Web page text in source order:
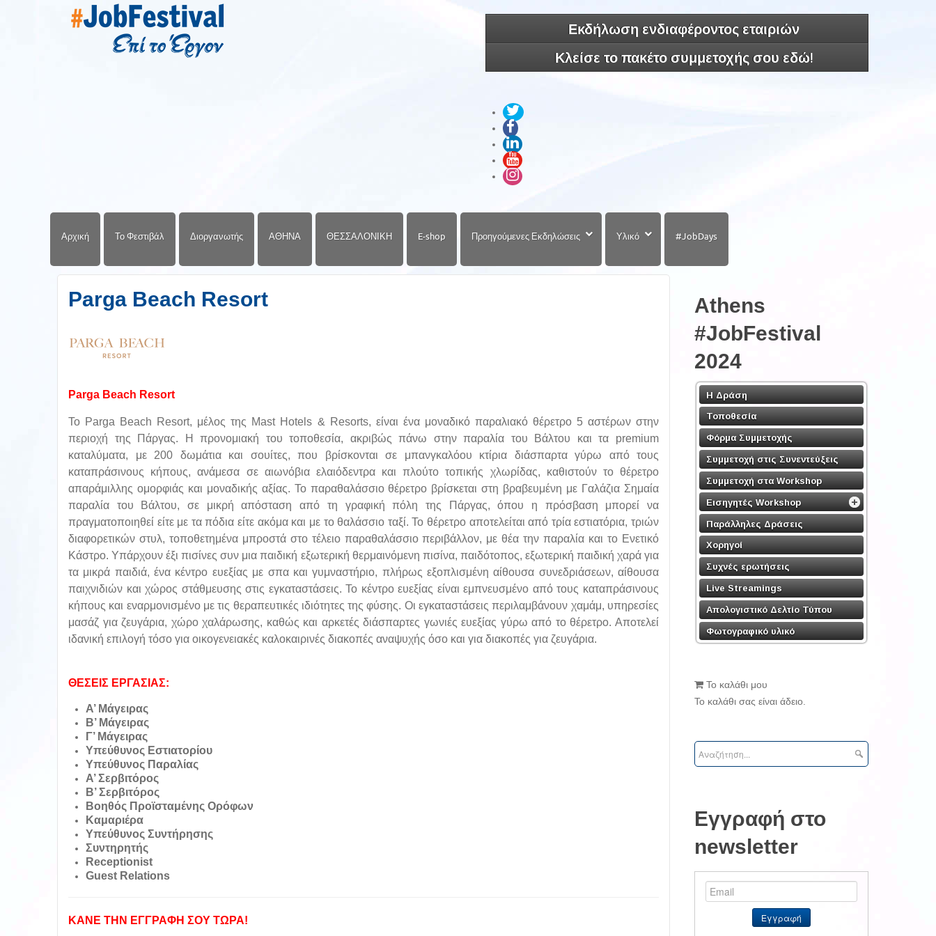
Εκδήλωση ενδιαφέροντος εταιριών
Κλείσε το πακέτο συμμετοχής σου εδώ!
Αρχική Το Φεστιβάλ Διοργανωτής ΑΘΗΝΑ ΘΕΣΣΑΛΟΝΙΚΗ E-shop Προηγούμενες Εκδηλώσεις Υλικό #JobDays
Parga Beach Resort
Parga Beach Resort
Το Parga Beach Resort, μέλος της Mast Hotels & Resorts, είναι ένα μοναδικό παραλιακό θέρετρο 5 αστέρων στην
περιοχή της Πάργας. Η προνομιακή του τοποθεσία, ακριβώς πάνω στην παραλία του Βάλτου και τα premium
καταλύματα, με 200 δωμάτια και σουίτες, που βρίσκονται σε μπανγκαλόου κτίρια διάσπαρτα γύρω από τους
καταπράσινους κήπους, ανάμεσα σε αιωνόβια ελαιόδεντρα και πλούτο τοπικής χλωρίδας, καθιστούν το θέρετρο
απαράμιλλης ομορφιάς και μοναδικής αξίας. Το παραθαλάσσιο θέρετρο βρίσκεται στη βραβευμένη με Γαλάζια Σημαία
παραλία του Βάλτου, σε μικρή απόσταση από τη γραφική πόλη της Πάργας, όπου η πρόσβαση μπορεί να
πραγματοποιηθεί είτε με τα πόδια είτε ακόμα και με το θαλάσσιο ταξί. Το θέρετρο αποτελείται από τρία εστιατόρια, τριών
διαφορετικών στυλ, τοποθετημένα μπροστά στο τέλειο παραθαλάσσιο περιβάλλον, με θέα την παραλία και το Ενετικό
Κάστρο. Υπάρχουν έξι πισίνες συν μια παιδική εξωτερική θερμαινόμενη πισίνα, παιδότοπος, εξωτερική παιδική χαρά για
τα μικρά παιδιά, ένα κέντρο ευεξίας με σπα και γυμναστήριο, πλήρως εξοπλισμένη αίθουσα συνεδριάσεων, αίθουσα
παιχνιδιών και χώρος στάθμευσης στις εγκαταστάσεις. Το κέντρο ευεξίας είναι εμπνευσμένο από τους καταπράσινους
κήπους και εναρμονισμένο με τις θεραπευτικές ιδιότητες της φύσης. Οι εγκαταστάσεις περιλαμβάνουν χαμάμ, υπηρεσίες
μασάζ για ζευγάρια, χώρο χαλάρωσης, καθώς και αρκετές διάσπαρτες γωνιές ευεξίας γύρω από το θέρετρο. Αποτελεί
ιδανική επιλογή τόσο για οικογενειακές καλοκαιρινές διακοπές αναψυχής όσο και για διακοπές για ζευγάρια.
ΘΕΣΕΙΣ ΕΡΓΑΣΙΑΣ:
Α’ Μάγειρας
Β’ Μάγειρας
Γ’ Μάγειρας
Υπεύθυνος Εστιατορίου
Υπεύθυνος Παραλίας
Α’ Σερβιτόρος
Β’ Σερβιτόρος
Βοηθός Προϊσταμένης Ορόφων
Καμαριέρα
Υπεύθυνος Συντήρησης
Συντηρητής
Receptionist
Guest Relations
ΚΑΝΕ ΤΗΝ ΕΓΓΡΑΦΗ ΣΟΥ ΤΩΡΑ!
Athens
#JobFestival
2024
Η Δράση
Τοποθεσία
Φόρμα Συμμετοχής
Συμμετοχή στις Συνεντεύξεις
Συμμετοχή στα Workshop
Εισηγητές Workshop
Παράλληλες Δράσεις
Χορηγοί
Συχνές ερωτήσεις
Live Streamings
Απολογιστικό Δελτίο Τύπου
Φωτογραφικό υλικό
Το καλάθι μου
Το καλάθι σας είναι άδειο.
Εγγραφή στο
newsletter